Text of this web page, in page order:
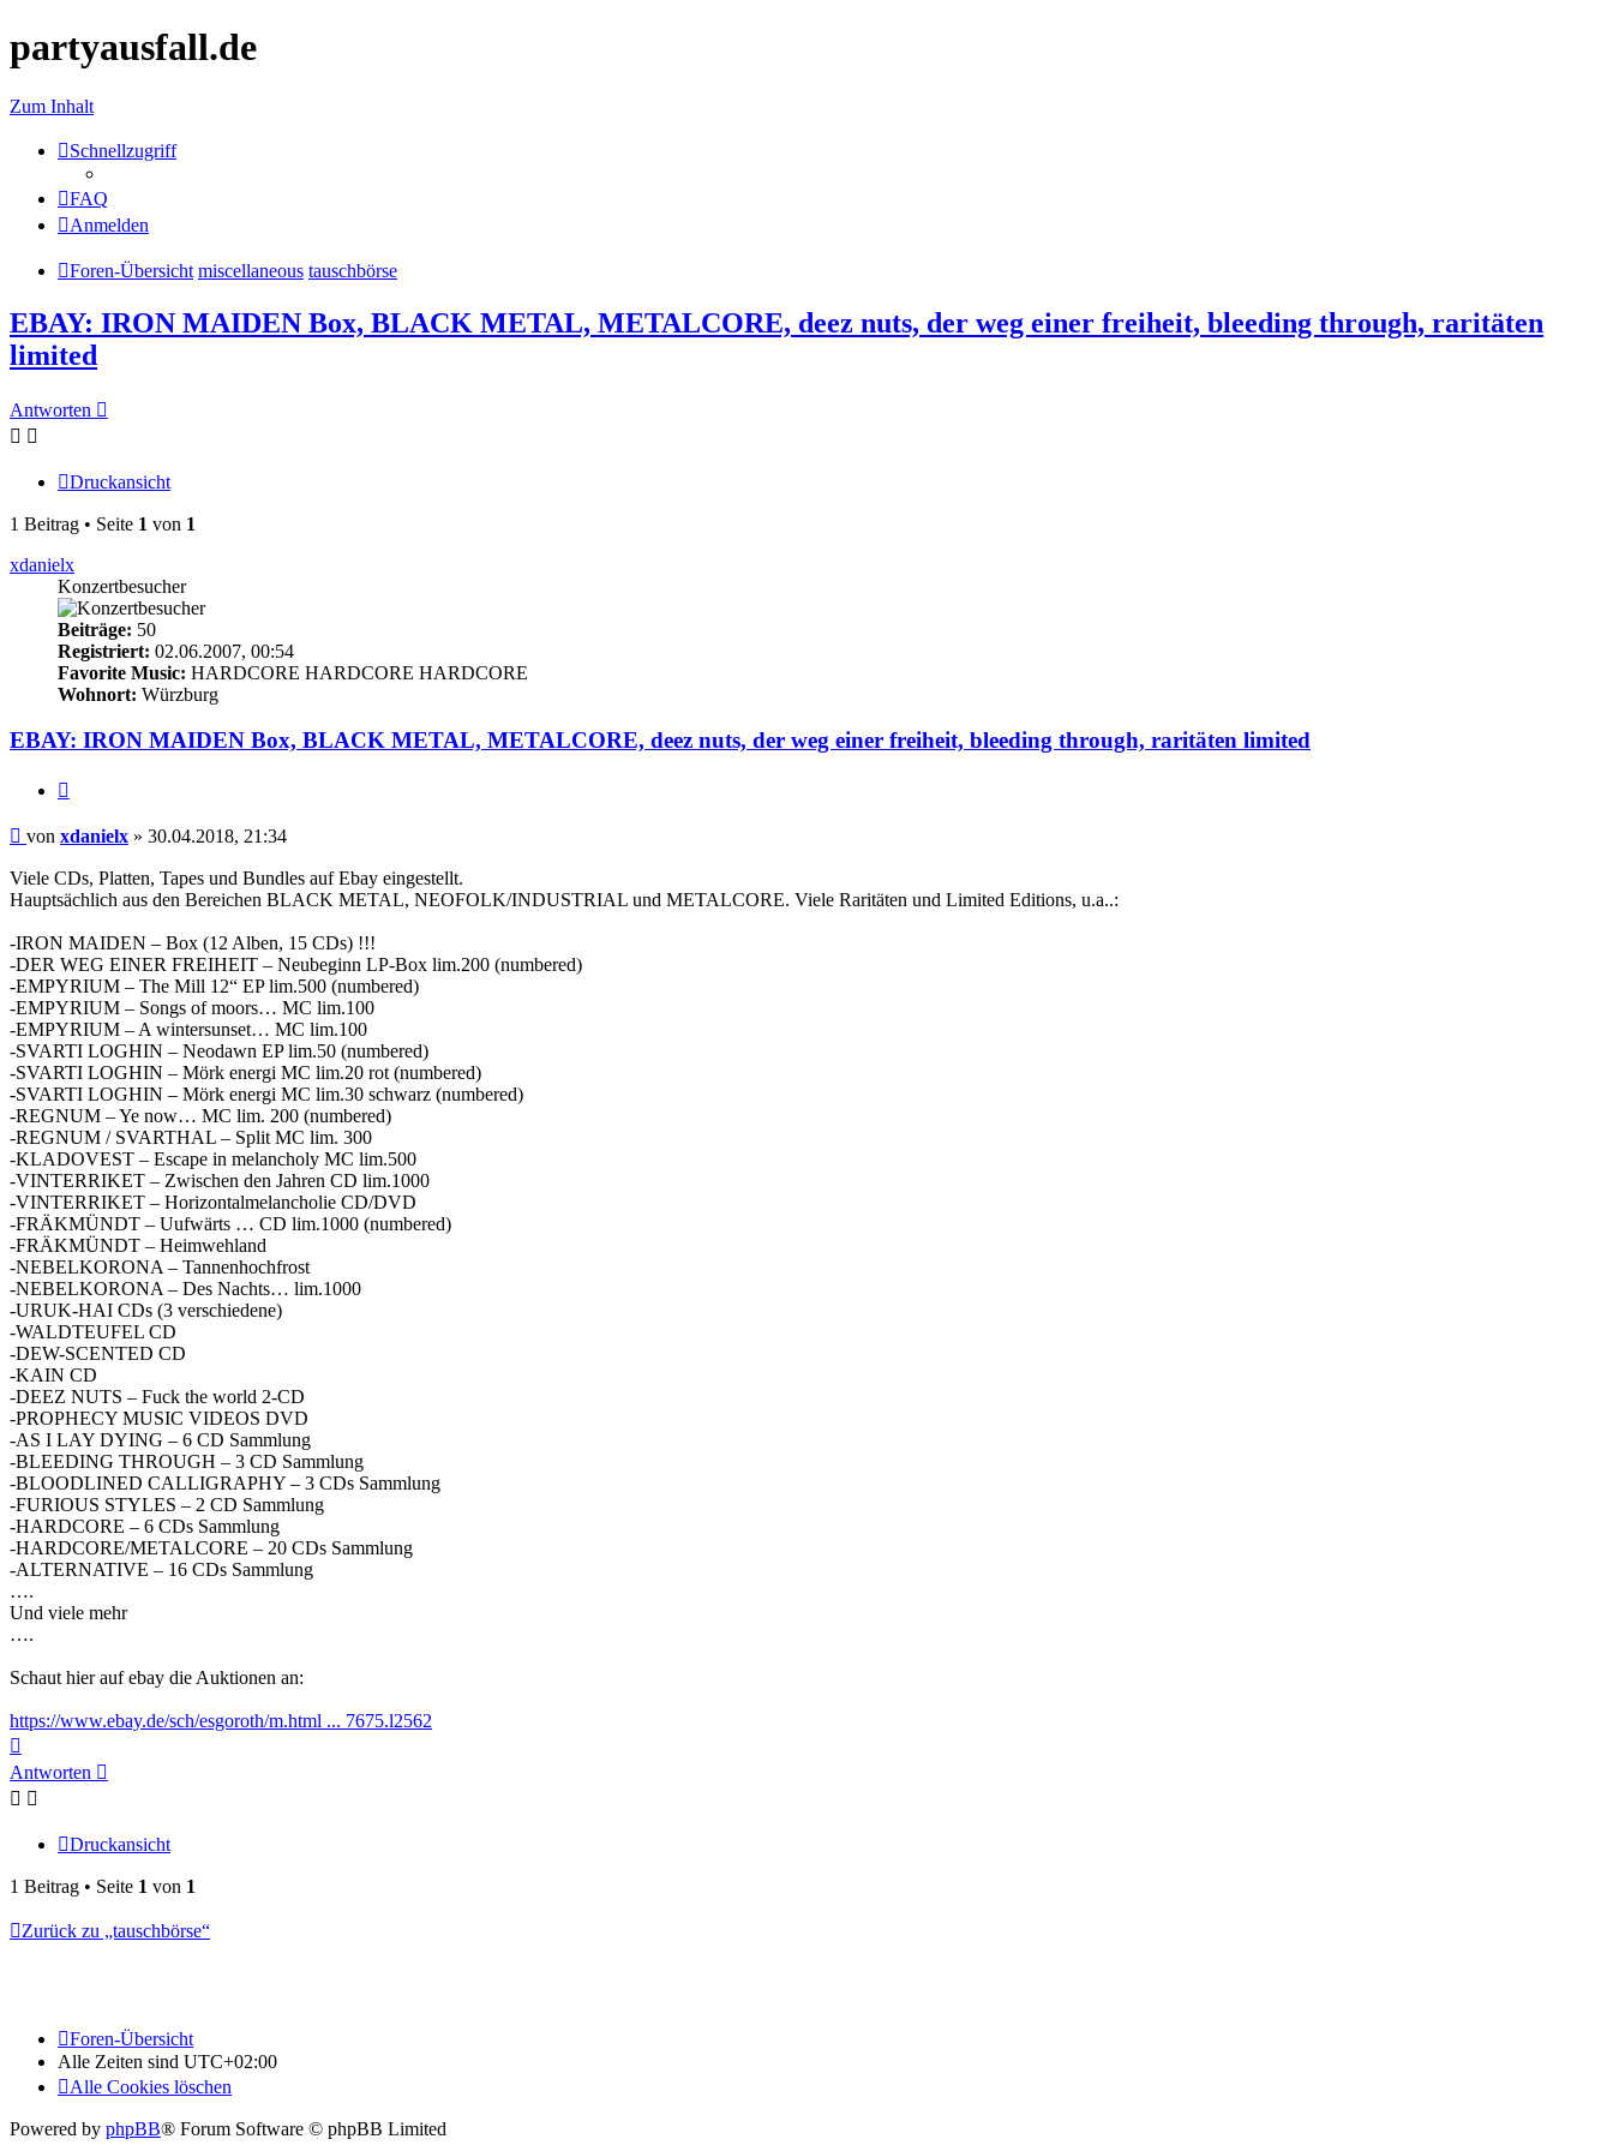
partyausfall.de
Zum Inhalt
Schnellzugriff
FAQ
Anmelden
Foren-Übersicht miscellaneous tauschbörse
EBAY: IRON MAIDEN Box, BLACK METAL, METALCORE, deez nuts, der weg einer freiheit, bleeding through, raritäten
limited
Antworten
Druckansicht
1 Beitrag • Seite 1 von 1
xdanielx
Konzertbesucher
Beiträge: 50
Registriert: 02.06.2007, 00:54
Favorite Music: HARDCORE HARDCORE HARDCORE
Wohnort: Würzburg
EBAY: IRON MAIDEN Box, BLACK METAL, METALCORE, deez nuts, der weg einer freiheit, bleeding through, raritäten limited
Beitrag
von xdanielx » 30.04.2018, 21:34
Viele CDs, Platten, Tapes und Bundles auf Ebay eingestellt.
Hauptsächlich aus den Bereichen BLACK METAL, NEOFOLK/INDUSTRIAL und METALCORE. Viele Raritäten und Limited Editions, u.a..:
-IRON MAIDEN – Box (12 Alben, 15 CDs) !!!
-DER WEG EINER FREIHEIT – Neubeginn LP-Box lim.200 (numbered)
-EMPYRIUM – The Mill 12“ EP lim.500 (numbered)
-EMPYRIUM – Songs of moors… MC lim.100
-EMPYRIUM – A wintersunset… MC lim.100
-SVARTI LOGHIN – Neodawn EP lim.50 (numbered)
-SVARTI LOGHIN – Mörk energi MC lim.20 rot (numbered)
-SVARTI LOGHIN – Mörk energi MC lim.30 schwarz (numbered)
-REGNUM – Ye now… MC lim. 200 (numbered)
-REGNUM / SVARTHAL – Split MC lim. 300
-KLADOVEST – Escape in melancholy MC lim.500
-VINTERRIKET – Zwischen den Jahren CD lim.1000
-VINTERRIKET – Horizontalmelancholie CD/DVD
-FRÄKMÜNDT – Uufwärts … CD lim.1000 (numbered)
-FRÄKMÜNDT – Heimwehland
-NEBELKORONA – Tannenhochfrost
-NEBELKORONA – Des Nachts… lim.1000
-URUK-HAI CDs (3 verschiedene)
-WALDTEUFEL CD
-DEW-SCENTED CD
-KAIN CD
-DEEZ NUTS – Fuck the world 2-CD
-PROPHECY MUSIC VIDEOS DVD
-AS I LAY DYING – 6 CD Sammlung
-BLEEDING THROUGH – 3 CD Sammlung
-BLOODLINED CALLIGRAPHY – 3 CDs Sammlung
-FURIOUS STYLES – 2 CD Sammlung
-HARDCORE – 6 CDs Sammlung
-HARDCORE/METALCORE – 20 CDs Sammlung
-ALTERNATIVE – 16 CDs Sammlung
….
Und viele mehr
….
Schaut hier auf ebay die Auktionen an:
https://www.ebay.de/sch/esgoroth/m.html ... 7675.l2562
oben
Antworten
Druckansicht
1 Beitrag • Seite 1 von 1
Zurück zu „tauschbörse“
Foren-Übersicht
Alle Zeiten sind UTC+02:00
Alle Cookies löschen
Powered by phpBB® Forum Software © phpBB Limited